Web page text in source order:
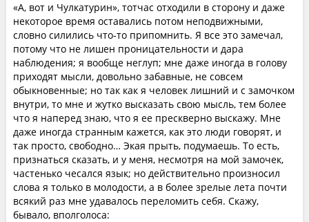
«А, вот и Чулкатурин», тотчас отходили в сторону и даже
некоторое время оставались потом неподвижными,
словно силились что-то припомнить. Я все это замечал,
потому что не лишен проницательности и дара
наблюдения; я вообще неглуп; мне даже иногда в голову
приходят мысли, довольно забавные, не совсем
обыкновенные; но так как я человек лишний и с замочком
внутри, то мне и жутко высказать свою мысль, тем более
что я наперед знаю, что я ее прескверно выскажу. Мне
даже иногда странным кажется, как это люди говорят, и
так просто, свободно… Экая прыть, подумаешь. То есть,
признаться сказать, и у меня, несмотря на мой замочек,
частенько чесался язык; но действительно произносил
слова я только в молодости, а в более зрелые лета почти
всякий раз мне удавалось переломить себя. Скажу,
бывало, вполголоса: